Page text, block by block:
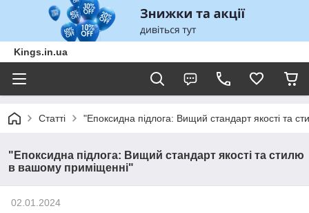
Kings.in.ua
Статті "Епоксидна підлога: Вищий стандарт якості та
"Епоксидна підлога: Вищий стандарт якості та стилю
в вашому приміщенні"
02.01.2024